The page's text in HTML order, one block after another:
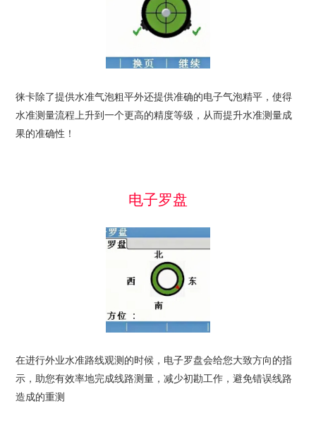
徕卡除了提供水准气泡粗平外还提供准确的电子气泡精平，使得
水准测量流程上升到一个更高的精度等级，从而提升水准测量成
果的准确性！
电子罗盘
在进行外业水准路线观测的时候，电子罗盘会给您大致方向的指
示，助您有效率地完成线路测量，减少初勘工作，避免错误线路
造成的重测